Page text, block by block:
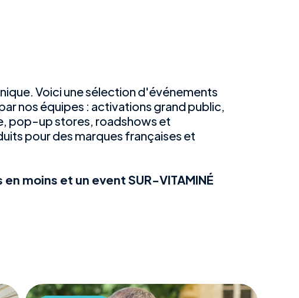
Voici une sélection d'événements
nos équipes : activations grand public,
pop-up stores, roadshows et
pour des marques françaises et
moins et un event SUR-VITAMINÉ